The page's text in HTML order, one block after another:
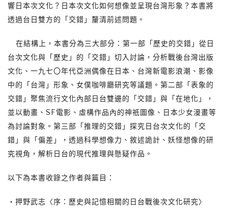
響日本次文化？日本次文化如何想像並呈現台灣形象？本書將
透過台日雙方的「交錯」釐清前述問題。
在結構上，本書分為三大部分：第一部「歷史的交錯」從日
台次文化與「歷史」的「交錯」切入討論，分析戰後台灣出版
文化、一九七〇年代亞洲偶像在日本、台灣新電影浪潮、影像
中的「台灣」形象、女僕咖啡廳研究等議題。第二部「表象的
交錯」聚焦流行文化內部日台雙邊的「交錯」與「在地化」，
並以動畫、SF電影、虛構作品內的神祇圖像、日本少女漫畫等
為討論對象。第三部「推理的交錯」探究日台次文化的「交
錯」與「偏差」，透過科學想像力、敘述詭計、妖怪想像的研
究視角，解析日台的現代推理與懸疑作品。
以下為本書收錄之作者與篇目：
‧押野武志〈序：歷史與記憶相關的日台戰後次文化研究〉